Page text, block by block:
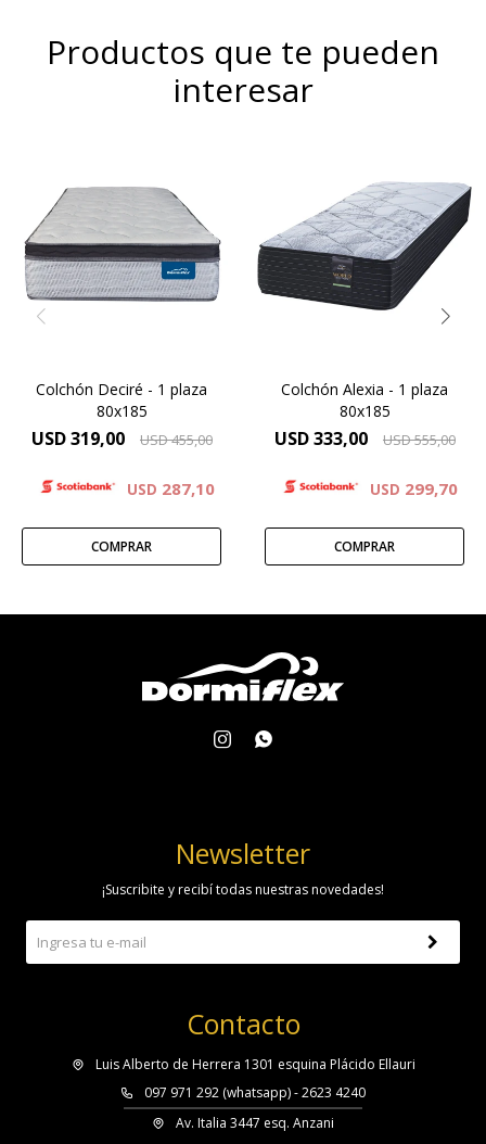
Productos que te pueden
interesar
un sistema de Resortes
Pocket independientes con
espumas de calidad
premium para ofrecer un
descanso confortable,
estable y con un excelente
nivel de adaptación. Su
diseño está pensado para
brindar un soporte preciso .
Colchón Deciré - 1 plaza
80x185
USD 319,00 USD455,00
USD 287,10
Compactado de espumas
de alta densidad – Capa de
espuma cinco zonas de
activación – Comfort Grid –
Manta de fieltro – Resortes
LFK – Hard Foam®.Altura de
colchón 24 cm
Colchón Alexia - 1 plaza
80x185
USD 333,00 USD555,00
USD 299,70
 
Contacto
Luis Alberto de Herrera 1301 esquina Plácido Ellauri
097 971 292 (whatsapp) - 2623 4240
Av. Italia 3447 esq. Anzani
Newsletter
¡Suscribite y recibí todas nuestras novedades!